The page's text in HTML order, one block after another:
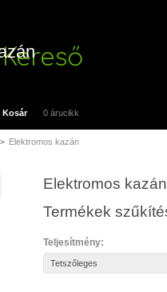
Kosár 0 árucikk
> Elektromos kazán
Elektromos kazán
Termékek
Teljesítmény: